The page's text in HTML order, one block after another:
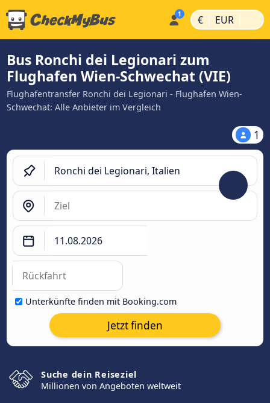
€ | EUR |
Bus Ronchi dei Legionari zum
Flughafen Wien-Schwechat (VIE)
Flughafentransfer Ronchi dei Legionari - Flughafen Wien-
Schwechat: Alle Anbieter im Vergleich
1
Unterkünfte finden mit Booking.com
Jetzt finden
Suche dein Reiseziel
Millionen von Angeboten weltweit